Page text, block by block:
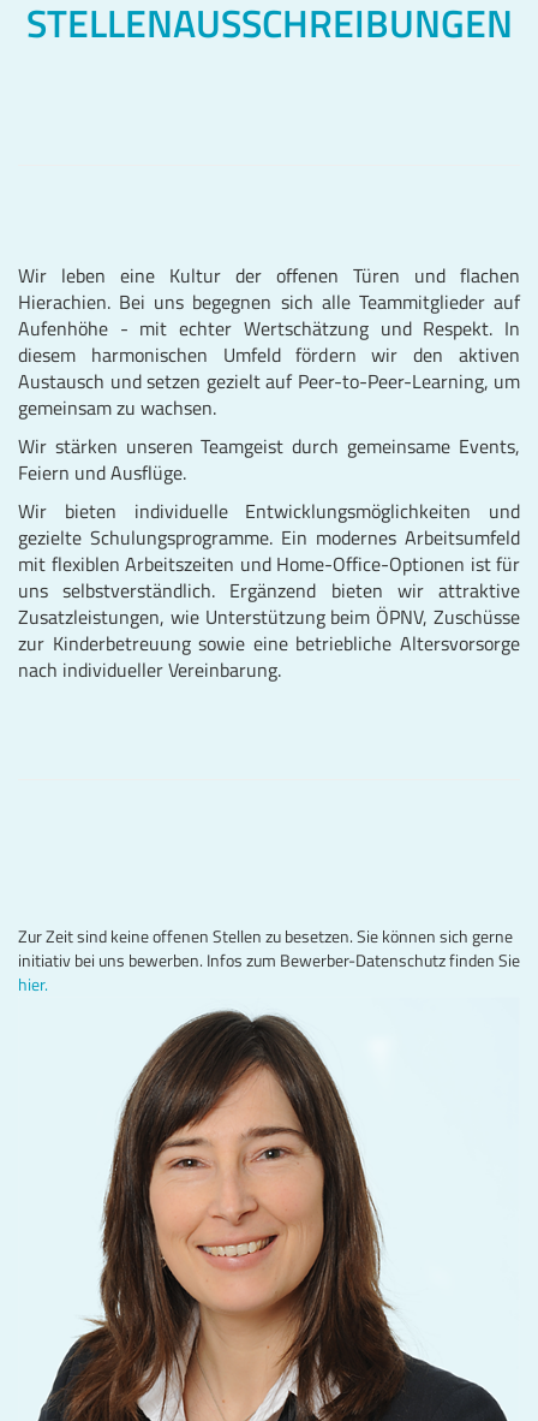
STELLENAUSSCHREIBUNGEN
Wir leben eine Kultur der offenen Türen und flachen
Hierachien. Bei uns begegnen sich alle Teammitglieder auf
Aufenhöhe - mit echter Wertschätzung und Respekt. In
diesem harmonischen Umfeld fördern wir den aktiven
Austausch und setzen gezielt auf Peer-to-Peer-Learning, um
gemeinsam zu wachsen.
Wir stärken unseren Teamgeist durch gemeinsame Events,
Feiern und Ausflüge.
Wir bieten individuelle Entwicklungsmöglichkeiten und
gezielte Schulungsprogramme. Ein modernes Arbeitsumfeld
mit flexiblen Arbeitszeiten und Home-Office-Optionen ist für
uns selbstverständlich. Ergänzend bieten wir attraktive
Zusatzleistungen, wie Unterstützung beim ÖPNV, Zuschüsse
zur Kinderbetreuung sowie eine betriebliche Altersvorsorge
nach individueller Vereinbarung.
Zur Zeit sind keine offenen Stellen zu besetzen. Sie können sich gerne
initiativ bei uns bewerben. Infos zum Bewerber-Datenschutz finden Sie
hier.